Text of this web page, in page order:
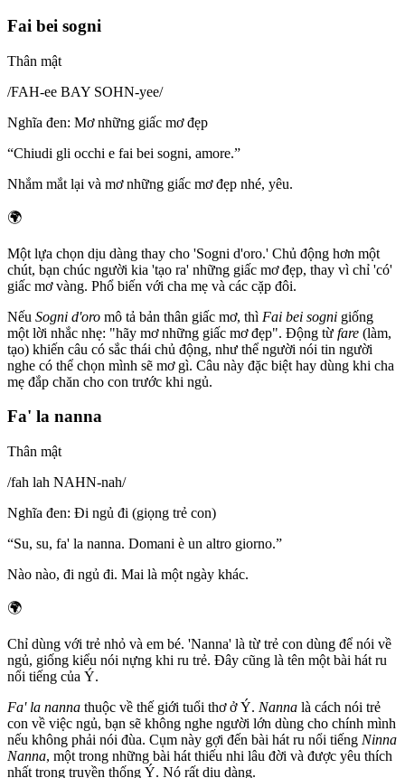
Fai bei sogni
Thân mật
/FAH-ee BAY SOHN-yee/
Nghĩa đen: Mơ những giấc mơ đẹp
“Chiudi gli occhi e fai bei sogni, amore.”
Nhắm mắt lại và mơ những giấc mơ đẹp nhé, yêu.
🌍
Một lựa chọn dịu dàng thay cho 'Sogni d'oro.' Chủ động hơn một
chút, bạn chúc người kia 'tạo ra' những giấc mơ đẹp, thay vì chỉ 'có'
giấc mơ vàng. Phổ biến với cha mẹ và các cặp đôi.
Nếu Sogni d'oro mô tả bản thân giấc mơ, thì Fai bei sogni giống
một lời nhắc nhẹ: "hãy mơ những giấc mơ đẹp". Động từ fare (làm,
tạo) khiến câu có sắc thái chủ động, như thể người nói tin người
nghe có thể chọn mình sẽ mơ gì. Câu này đặc biệt hay dùng khi cha
mẹ đắp chăn cho con trước khi ngủ.
Fa' la nanna
Thân mật
/fah lah NAHN-nah/
Nghĩa đen: Đi ngủ đi (giọng trẻ con)
“Su, su, fa' la nanna. Domani è un altro giorno.”
Nào nào, đi ngủ đi. Mai là một ngày khác.
🌍
Chỉ dùng với trẻ nhỏ và em bé. 'Nanna' là từ trẻ con dùng để nói về
ngủ, giống kiểu nói nựng khi ru trẻ. Đây cũng là tên một bài hát ru
nổi tiếng của Ý.
Fa' la nanna thuộc về thế giới tuổi thơ ở Ý. Nanna là cách nói trẻ
con về việc ngủ, bạn sẽ không nghe người lớn dùng cho chính mình
nếu không phải nói đùa. Cụm này gợi đến bài hát ru nổi tiếng Ninna
Nanna, một trong những bài hát thiếu nhi lâu đời và được yêu thích
nhất trong truyền thống Ý. Nó rất dịu dàng.